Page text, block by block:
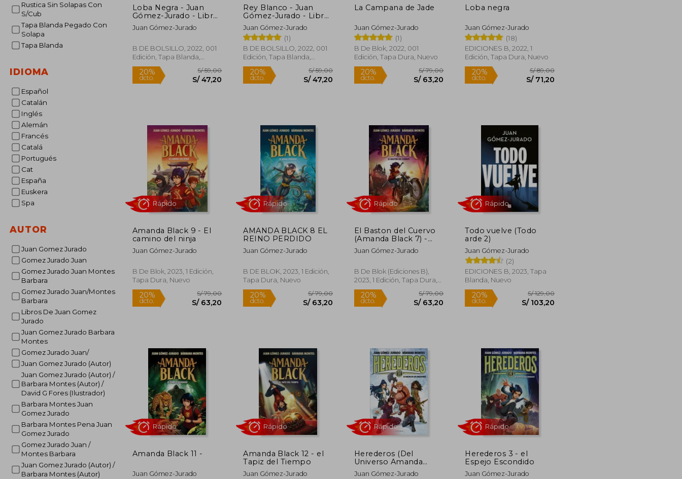
Rustica Sin Solapas Con
S/Cub
Tapa Blanda Pegado Con
Solapa
Tapa Blanda
IDIOMA
Español
Catalán
Inglés
Alemán
Francés
Catalá
Portugués
Cat
España
Euskera
Spa
AUTOR
Juan Gomez Jurado
Gomez Jurado Juan
Gomez Jurado Juan Montes
Barbara
Gomez Jurado Juan/Montes
Barbara
Libros De Juan Gomez
Jurado
Juan Gomez Jurado Barbara
Montes
Gomez Jurado Juan/
Juan Gomez Jurado (Autor)
Juan Gomez Jurado (Autor) /
Barbara Montes (Autor) /
David G Fores (Ilustrador)
Barbara Montes Juan
Gomez Jurado
Barbara Montes Pena Juan
Gomez Jurado
Gomez Jurado Juan /
Montes Barbara
Juan Gomez Jurado (Autor) /
Barbara Montes (Autor)
Loba Negra - Juan
Gómez-Jurado - Libro
Físico
Juan Gómez-Jurado
B DE BOLSILLO, 2022, 001
Edición, Tapa Blanda,
Nuevo
20%
dcto.
Rápido
Rey Blanco - Juan
Gómez-Jurado - Libro
Físico
Juan Gómez-Jurado
(1)
B DE BOLSILLO, 2022, 001
Edición, Tapa Blanda,
Nuevo
20%
dcto.
S/ 59,00
Rápido
La Campana de Jade
Juan Gómez-Jurado
(1)
B De Blok, 2022, 001
Edición, Tapa Dura, Nuevo
20%
dcto.
S/ 79,00
S/ 63,20
Rápido
Loba negra
Juan Gómez-Jurado
(18)
EDICIONES B, 2022, 1
Edición, Tapa Dura, Nuevo
20%
Amanda Black 9 - El
camino del ninja
Juan Gómez-Jurado
B De Blok, 2023, 1 Edición,
Tapa Dura, Nuevo
20%
dcto.
Rápido
AMANDA BLACK 8 EL
REINO PERDIDO
Juan Gómez-Jurado
B DE BLOK, 2023, 1 Edición,
Tapa Dura, Nuevo
20%
dcto.
Rápido
El Baston del Cuervo
(Amanda Black 7) -
Juan Gomez Jurado -
Libro Físico
Juan Gómez-Jurado
B De Blok (Ediciones B),
2023, 1 Edición, Tapa Dura,
Nuevo
20%
dcto.
S/ 79,00
S/ 63,20
Rápido
Todo vuelve (Todo
arde 2)
Juan Gómez-Jurado
(2)
EDICIONES B, 2023, Tapa
Blanda, Nuevo
20%
dcto.
Rápido
Amanda Black 11 -
Juan Gómez-Jurado
Amanda Black 12 - el
Tapiz del Tiempo
Juan Gómez-Jurado
Herederos (Del
Universo Amanda
Black) 4 - el Hacha de
Juan Gómez-Jurado
Herederos 3 - el
Espejo Escondido
Juan Gómez-Jurado